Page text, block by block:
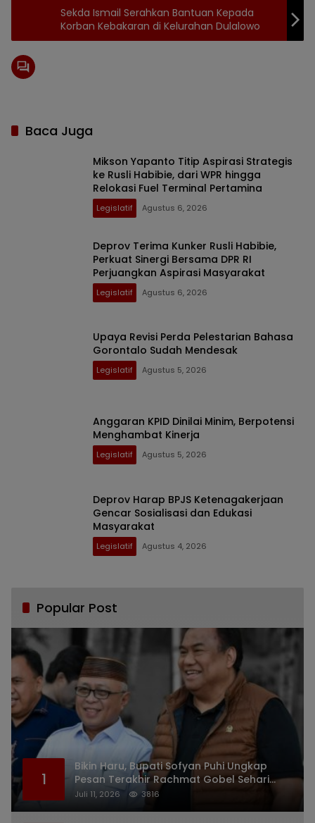
Sekda Ismail Serahkan Bantuan Kepada
Korban Kebakaran di Kelurahan Dulalowo
Baca Juga
Mikson Yapanto Titip Aspirasi Strategis
ke Rusli Habibie, dari WPR hingga
Relokasi Fuel Terminal Pertamina
Legislatif Agustus 6, 2026
Deprov Terima Kunker Rusli Habibie,
Perkuat Sinergi Bersama DPR RI
Perjuangkan Aspirasi Masyarakat
Legislatif Agustus 6, 2026
Upaya Revisi Perda Pelestarian Bahasa
Gorontalo Sudah Mendesak
Legislatif Agustus 5, 2026
Anggaran KPID Dinilai Minim, Berpotensi
Menghambat Kinerja
Legislatif Agustus 5, 2026
Deprov Harap BPJS Ketenagakerjaan
Gencar Sosialisasi dan Edukasi
Masyarakat
Legislatif Agustus 4, 2026
Popular Post
1
Bikin Haru, Bupati Sofyan Puhi Ungkap
Pesan Terakhir Rachmat Gobel Sehari
Sebelum Wafat
Juli 11, 2026 3816